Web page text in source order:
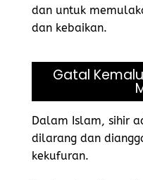
dan untuk
dan kebaikan.
Gatal
Dalam Islam, sihir
dilarang dan
kekufuran.